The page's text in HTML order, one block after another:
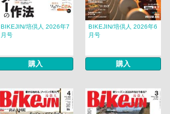
BIKEJIN/培倶人 2026年7
月号
購入
BIKEJIN/培倶人 2026年6
月号
購入